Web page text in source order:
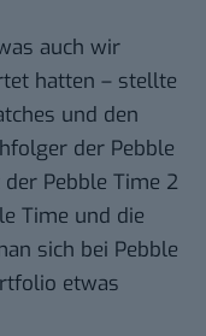
auch wir
hatten – stellte
und den
der Pebble
Pebble Time 2
Time und die
sich bei Pebble
etwas